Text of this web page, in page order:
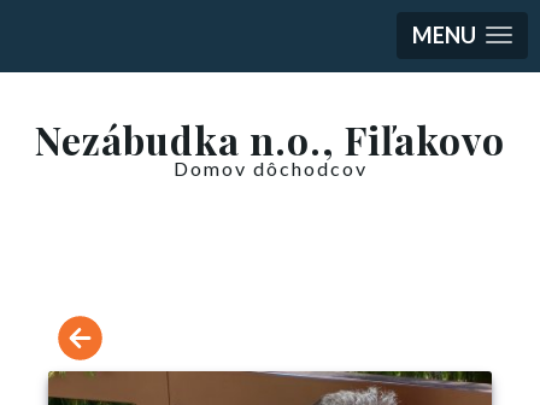
MENU
Nezábudka n.o., Fiľakovo
Domov dôchodcov